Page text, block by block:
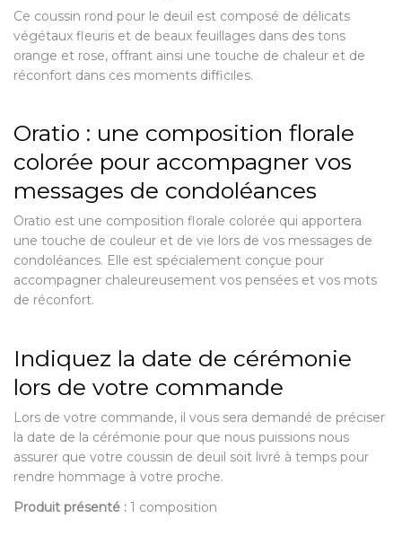
Ce coussin rond pour le deuil est composé de délicats
végétaux fleuris et de beaux feuillages dans des tons
orange et rose, offrant ainsi une touche de chaleur et de
réconfort dans ces moments difficiles.
Oratio : une composition florale
colorée pour accompagner vos
messages de condoléances
Oratio est une composition florale colorée qui apportera
une touche de couleur et de vie lors de vos messages de
condoléances. Elle est spécialement conçue pour
accompagner chaleureusement vos pensées et vos mots
de réconfort.
Indiquez la date de cérémonie
lors de votre commande
Lors de votre commande, il vous sera demandé de préciser
la date de la cérémonie pour que nous puissions nous
assurer que votre coussin de deuil soit livré à temps pour
rendre hommage à votre proche.
Produit présenté : 1 composition